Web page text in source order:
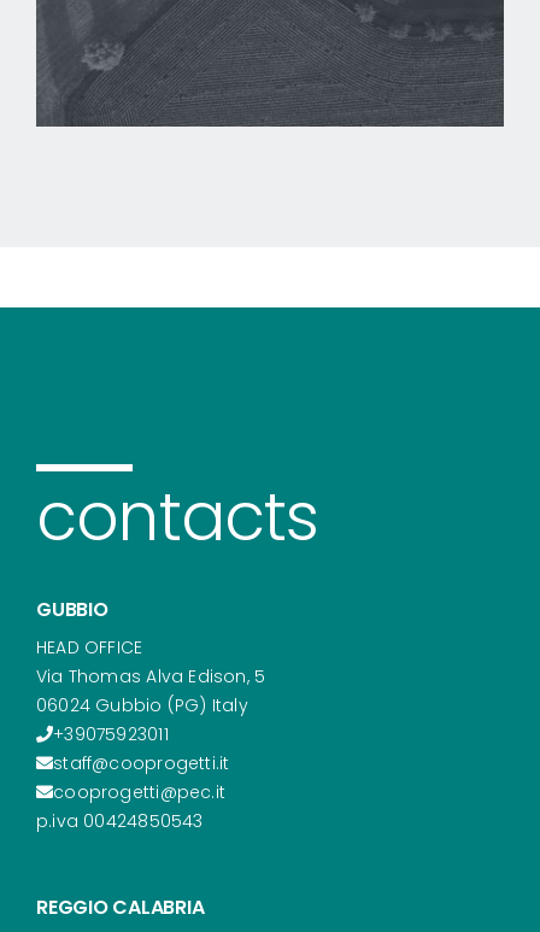
contacts
GUBBIO
HEAD OFFICE
Via Thomas Alva Edison, 5
06024 Gubbio (PG) Italy
+39075923011
staff@cooprogetti.it
cooprogetti@pec.it
p.iva 00424850543
REGGIO CALABRIA